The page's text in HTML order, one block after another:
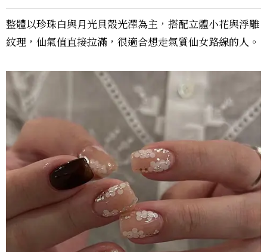
整體以珍珠白與月光貝殼光澤為主，搭配立體小花與浮雕
紋理，仙氣值直接拉滿，很適合想走氣質仙女路線的人。